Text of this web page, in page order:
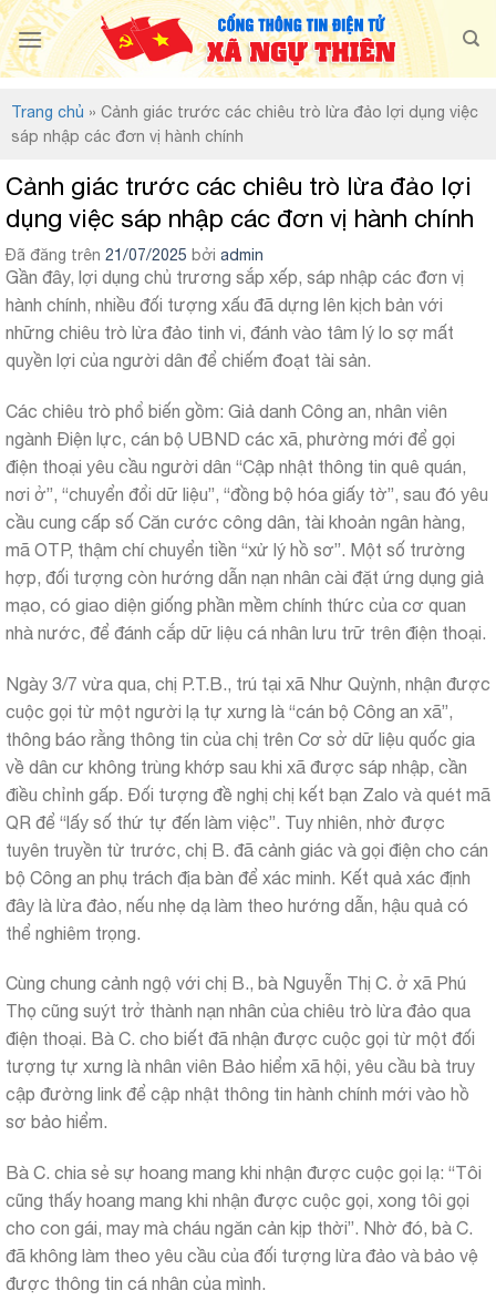
Chuyển
đến
nội
Trang chủ » Cảnh giác trước các chiêu trò lừa đảo lợi dụng việc
sáp nhập các đơn vị hành chính
Cảnh giác trước các chiêu trò lừa đảo lợi
dụng việc sáp nhập các đơn vị hành chính
Đã đăng trên 21/07/2025 bởi admin
Gần đây, lợi dụng chủ trương sắp xếp, sáp nhập các đơn vị
hành chính, nhiều đối tượng xấu đã dựng lên kịch bản với
những chiêu trò lừa đảo tinh vi, đánh vào tâm lý lo sợ mất
quyền lợi của người dân để chiếm đoạt tài sản.
Các chiêu trò phổ biến gồm: Giả danh Công an, nhân viên
ngành Điện lực, cán bộ UBND các xã, phường mới để gọi
điện thoại yêu cầu người dân “Cập nhật thông tin quê quán,
nơi ở”, “chuyển đổi dữ liệu”, “đồng bộ hóa giấy tờ”, sau đó yêu
cầu cung cấp số Căn cước công dân, tài khoản ngân hàng,
mã OTP, thậm chí chuyển tiền “xử lý hồ sơ”. Một số trường
hợp, đối tượng còn hướng dẫn nạn nhân cài đặt ứng dụng giả
mạo, có giao diện giống phần mềm chính thức của cơ quan
nhà nước, để đánh cắp dữ liệu cá nhân lưu trữ trên điện thoại.
Ngày 3/7 vừa qua, chị P.T.B., trú tại xã Như Quỳnh, nhận được
cuộc gọi từ một người lạ tự xưng là “cán bộ Công an xã”,
thông báo rằng thông tin của chị trên Cơ sở dữ liệu quốc gia
về dân cư không trùng khớp sau khi xã được sáp nhập, cần
điều chỉnh gấp. Đối tượng đề nghị chị kết bạn Zalo và quét mã
QR để “lấy số thứ tự đến làm việc”. Tuy nhiên, nhờ được
tuyên truyền từ trước, chị B. đã cảnh giác và gọi điện cho cán
bộ Công an phụ trách địa bàn để xác minh. Kết quả xác định
đây là lừa đảo, nếu nhẹ dạ làm theo hướng dẫn, hậu quả có
thể nghiêm trọng.
Cùng chung cảnh ngộ với chị B., bà Nguyễn Thị C. ở xã Phú
Thọ cũng suýt trở thành nạn nhân của chiêu trò lừa đảo qua
điện thoại. Bà C. cho biết đã nhận được cuộc gọi từ một đối
tượng tự xưng là nhân viên Bảo hiểm xã hội, yêu cầu bà truy
cập đường link để cập nhật thông tin hành chính mới vào hồ
sơ bảo hiểm.
Bà C. chia sẻ sự hoang mang khi nhận được cuộc gọi lạ: “Tôi
cũng thấy hoang mang khi nhận được cuộc gọi, xong tôi gọi
cho con gái, may mà cháu ngăn cản kịp thời”. Nhờ đó, bà C.
đã không làm theo yêu cầu của đối tượng lừa đảo và bảo vệ
được thông tin cá nhân của mình.